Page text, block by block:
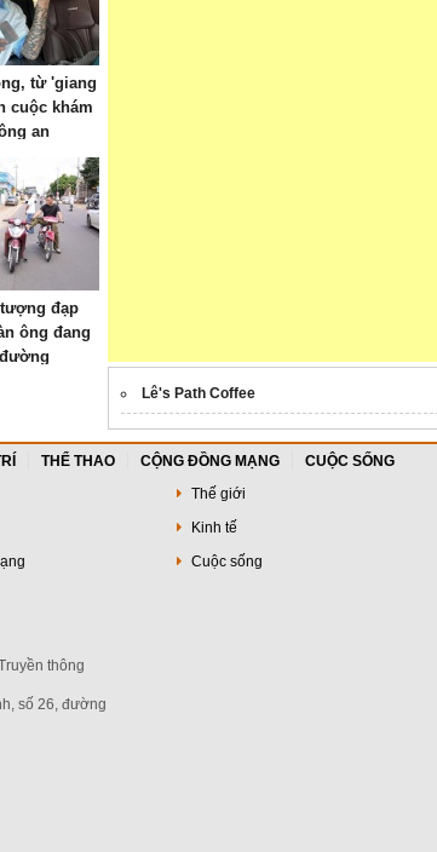
từ 'giang
cuộc khám
an
đạp
ông đang
Lê's Path Coffee
THỂ THAO CỘNG ĐỒNG MẠNG
CUỘC SỐNG
Thế giới
Kinh tế
Cuộc sống
thông
số 26, đường